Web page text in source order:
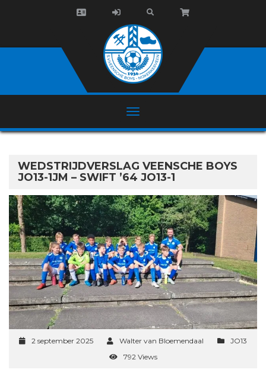
WEDSTRIJDVERSLAG VEENSCHE BOYS
JO13-1JM – SWIFT ’64 JO13-1
2 september 2025 Walter van Bloemendaal
JO13
792 Views